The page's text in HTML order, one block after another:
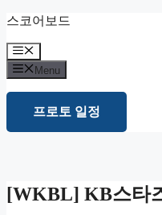
Skip
content
스코어보드
Menu
Menu
프로토 일정
[WKBL] KB스타